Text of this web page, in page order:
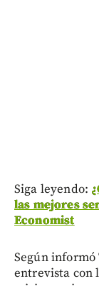
Siga leyendo:
las mejores
Economist
Según
entrevista con